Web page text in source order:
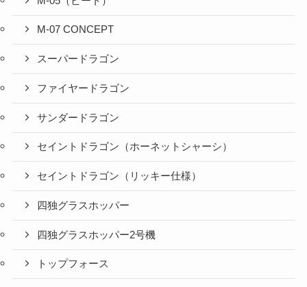
M-07 CONCEPT
スーパードラゴン
ファイヤードラゴン
サンダードラゴン
セイントドラゴン（ホーネットシャーシ）
セイントドラゴン（リッキー仕様）
四独グラスホッパー
四独グラスホッパー2号機
トップフォース